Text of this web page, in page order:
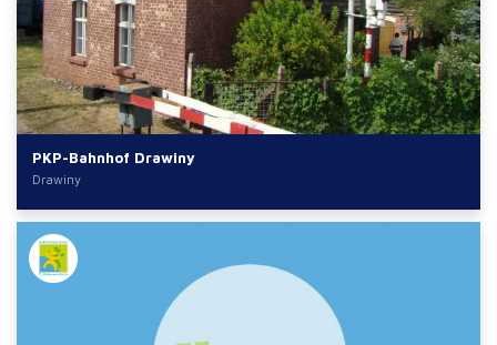
PKP-Bahnhof Drawiny
Drawiny